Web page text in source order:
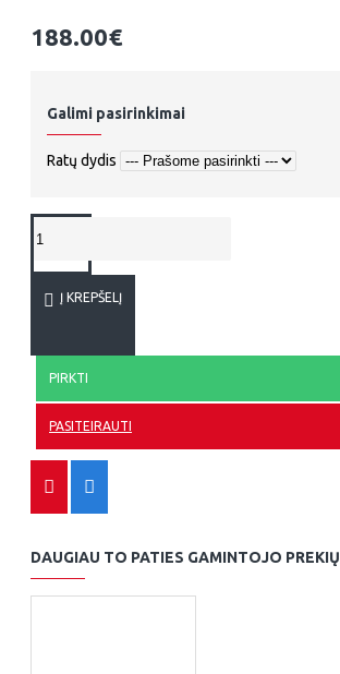
188.00€
Galimi pasirinkimai
Ratų dydis
Į KREPŠELĮ
PIRKTI
PASITEIRAUTI
DAUGIAU TO PATIES GAMINTOJO PREKIŲ